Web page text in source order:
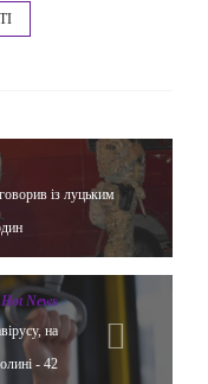
із луцьким
Hot News
на
- 42